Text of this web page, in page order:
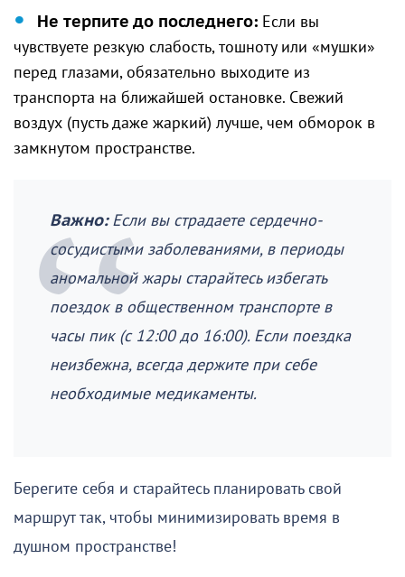
Не терпите до последнего: Если вы
чувствуете резкую слабость, тошноту или «мушки»
перед глазами, обязательно выходите из
транспорта на ближайшей остановке. Свежий
воздух (пусть даже жаркий) лучше, чем обморок в
замкнутом пространстве.
Важно:Если вы страдаете сердечно-
сосудистыми заболеваниями, в периоды
аномальной жары старайтесь избегать
поездок в общественном транспорте в
часы пик (с 12:00 до 16:00). Если поездка
неизбежна, всегда держите при себе
необходимые медикаменты.
Берегите себя и старайтесь планировать свой
маршрут так, чтобы минимизировать время в
душном пространстве!